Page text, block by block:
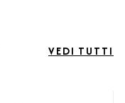
VEDI TUTTI